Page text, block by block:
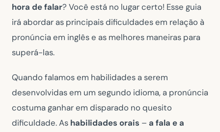
hora de falar? Você está no lugar certo! Esse guia
irá abordar as principais dificuldades em relação à
pronúncia em inglês e as melhores maneiras para
superá-las.
Quando falamos em habilidades a serem
desenvolvidas em um segundo idioma, a pronúncia
costuma ganhar em disparado no quesito
dificuldade. As habilidades orais – a fala e a